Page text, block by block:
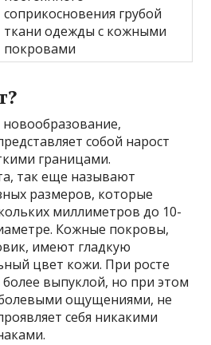
соприкосновения грубой
ткани одежды с кожными
покровами
собой нарост
границами.
так еще называют
размеров, которые
миллиметров до 10-
Кожные покровы,
имеют гладкую
цвет кожи. При росте
выпуклой, но при этом
ощущениями, не
себя никакими